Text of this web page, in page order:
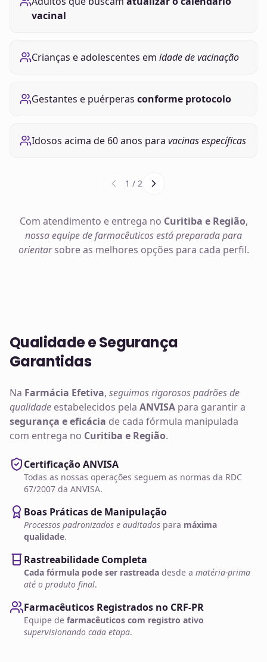
vacinal
Crianças e adolescentes em idade de vacinação
Gestantes e puérperas conforme protocolo
Idosos acima de 60 anos para vacinas específicas
1 / 2
Com atendimento e entrega no Curitiba e Região,
nossa equipe de farmacêuticos está preparada para
orientarsobre as melhores opções para cada perfil.
Qualidade e Segurança
Garantidas
Na Farmácia Efetiva, seguimos rigorosos padrões de
qualidade estabelecidos pela ANVISA para garantir a
segurança e eficácia de cada fórmula manipulada
com entrega no Curitiba e Região.
Certificação ANVISA
Todas as nossas operações seguem as normas da RDC
67/2007 da ANVISA.
Boas Práticas de Manipulação
Processos padronizados e auditados para máxima
qualidade.
Rastreabilidade Completa
Cada fórmula pode ser rastreada desde a matéria-prima
até o produto final.
Farmacêuticos Registrados no CRF-PR
Equipe de farmacêuticos com registro ativo
supervisionando cada etapa.